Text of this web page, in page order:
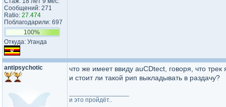
Сообщений: 271
Ratio: 27.474
Поблагодарили: 697
100%
Откуда: Уганда
antipsychotic
что же имеет ввиду auCDtect, говоря, что
и стоит ли такой рип выкладывать в раздачу?
и это пройдёт..